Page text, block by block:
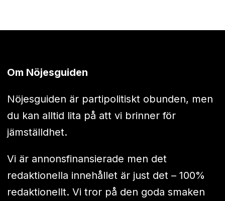
Om Nöjesguiden
Nöjesguiden är partipolitiskt obunden, men
du kan alltid lita på att vi brinner för
jämställdhet.
Vi är annonsfinansierade men det
redaktionella innehållet är just det – 100%
redaktionellt. Vi tror på den goda smaken